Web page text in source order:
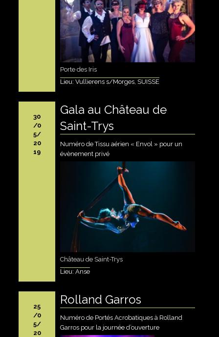
Porte des Iris
Lieu: Vullierens s/Morges, SUISSE
30
/0
5/
20
19
Gala au Château de
Saint-Trys
Numéro de Tissu aérien « Envol » pour un
évènement privé
Château de Saint-Trys
Lieu: Anse
25
/0
5/
20
Rolland Garros
Numéro de Portés Acrobatiques à Rolland
Garros pour la journée d’ouverture